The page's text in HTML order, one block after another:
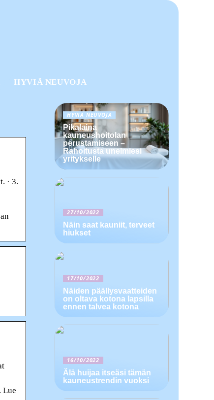
HYVIÄ NEUVOJA
· 3.
Lue
HYVIÄ NEUVOJA
Pikalaina
kauneushoitolan
perustamiseen –
Rahoitusta unelmiesi
yritykselle
27/10/2022
Näin saat kauniit, terveet
hiukset
17/10/2022
Näiden päällysvaatteiden
on oltava kotona lapsilla
ennen talvea kotona
16/10/2022
Älä huijaa itseäsi tämän
kauneustrendin vuoksi